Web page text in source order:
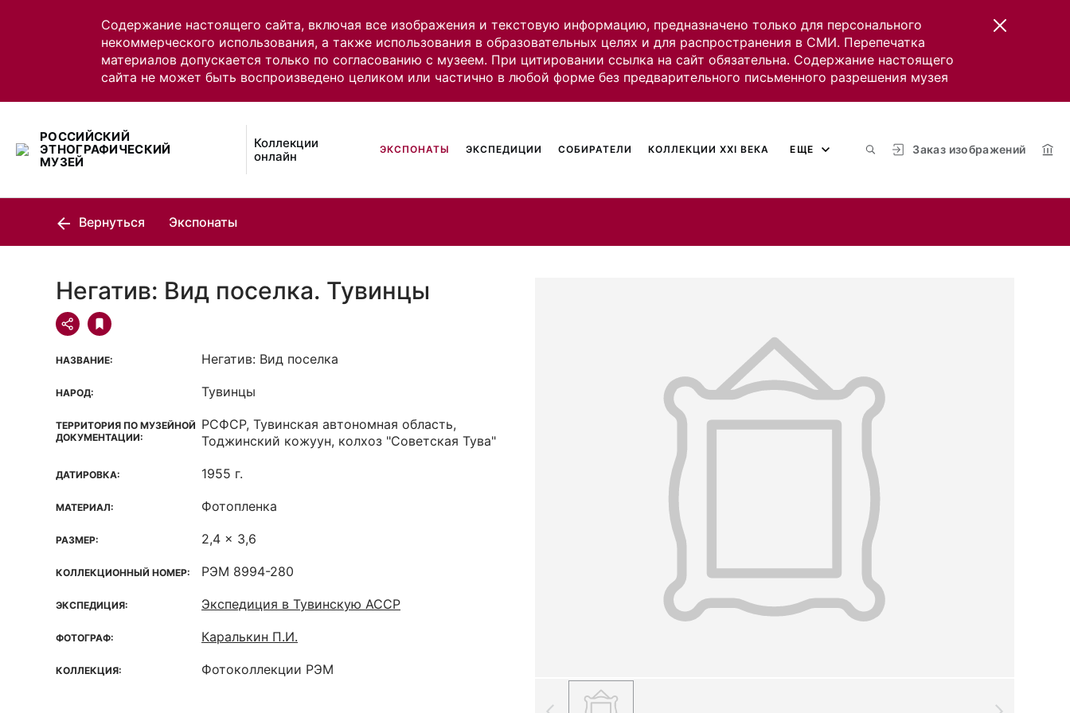
Содержание настоящего сайта, включая все изображения и текстовую информацию, предназначено только для персонального
некоммерческого использования, а также использования в образовательных целях и для распространения в СМИ. Перепечатка
материалов допускается только по согласованию с музеем. При цитировании ссылка на сайт обязательна. Содержание настоящего
сайта не может быть воспроизведено целиком или частично в любой форме без предварительного письменного разрешения музея
РОССИЙСКИЙ
ЭТНОГРАФИЧЕСКИЙ
МУЗЕЙ
Коллекции
онлайн
Заказ изображений
ЭКСПОНАТЫ ЭКСПЕДИЦИИ СОБИРАТЕЛИ КОЛЛЕКЦИИ XXI ВЕКА ЕЩЕ
Вернуться Экспонаты
Негатив: Вид поселка. Тувинцы
НАЗВАНИЕ: Негатив: Вид поселка
НАРОД: Тувинцы
ТЕРРИТОРИЯ ПО МУЗЕЙНОЙ
ДОКУМЕНТАЦИИ:
РСФСР, Тувинская автономная область,
Тоджинский кожуун, колхоз "Советская Тува"
ДАТИРОВКА: 1955 г.
МАТЕРИАЛ: Фотопленка
РАЗМЕР: 2,4 x 3,6
КОЛЛЕКЦИОННЫЙ НОМЕР: РЭМ 8994-280
ЭКСПЕДИЦИЯ: Экспедиция в Тувинскую АССР
ФОТОГРАФ: Каралькин П.И.
КОЛЛЕКЦИЯ: Фотоколлекции РЭМ